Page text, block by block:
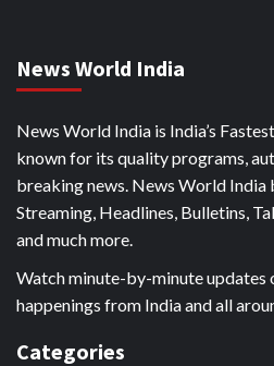
News World India
News World India is India’s
known for its quality programs,
breaking news. News World India
Streaming, Headlines, Bulletins,
and much more.
Watch minute-by-minute updates
happenings from India and all
Categories